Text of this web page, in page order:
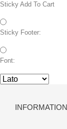
Sticky Add To Cart
Sticky Footer:
Font: